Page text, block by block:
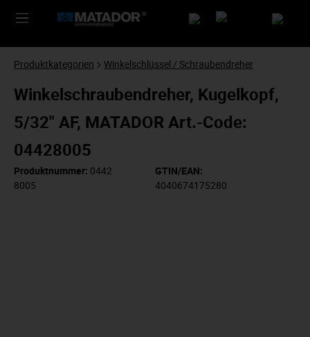
Produktkategorien Winkelschlüssel / Schraubendreher
Winkelschraubendreher, Kugelkopf,
5/32" AF, MATADOR Art.-Code:
04428005
Produktnummer: 0442
8005
GTIN/EAN:
4040674175280